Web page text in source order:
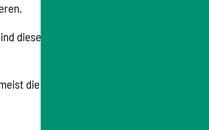
diese nicht zuständig, leiten sie die
die Leitung der nächsthöheren